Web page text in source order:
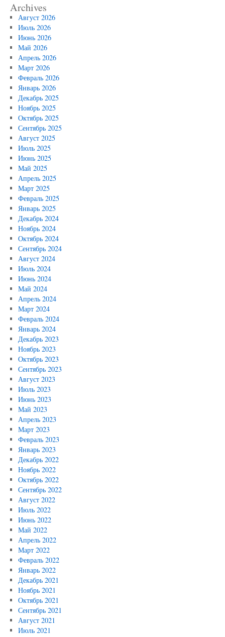
Archives
Август 2026
Июль 2026
Июнь 2026
Май 2026
Апрель 2026
Март 2026
Февраль 2026
Январь 2026
Декабрь 2025
Ноябрь 2025
Октябрь 2025
Сентябрь 2025
Август 2025
Июль 2025
Июнь 2025
Май 2025
Апрель 2025
Март 2025
Февраль 2025
Январь 2025
Декабрь 2024
Ноябрь 2024
Октябрь 2024
Сентябрь 2024
Август 2024
Июль 2024
Июнь 2024
Май 2024
Апрель 2024
Март 2024
Февраль 2024
Январь 2024
Декабрь 2023
Ноябрь 2023
Октябрь 2023
Сентябрь 2023
Август 2023
Июль 2023
Июнь 2023
Май 2023
Апрель 2023
Март 2023
Февраль 2023
Январь 2023
Декабрь 2022
Ноябрь 2022
Октябрь 2022
Сентябрь 2022
Август 2022
Июль 2022
Июнь 2022
Май 2022
Апрель 2022
Март 2022
Февраль 2022
Январь 2022
Декабрь 2021
Ноябрь 2021
Октябрь 2021
Сентябрь 2021
Август 2021
Июль 2021